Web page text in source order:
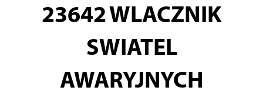
23642WLACZNIK
SWIATEL
AWARYJNYCH